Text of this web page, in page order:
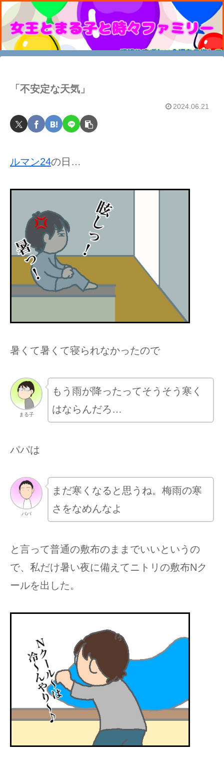
「不安定な天気」
2024.06.21
ルマン24の日…
暑くて暑くて寝られなかったので
まる子
もう雨が降ったってそうそう寒く
はならんだろ…
パパは
パパ
まだ寒くなると思うね。梅雨の寒
さをなめんなよ
と言って普通の敷布のままでいいというの
で、私だけ暑い夜に備えてニトリの敷布Nク
ールを出した。